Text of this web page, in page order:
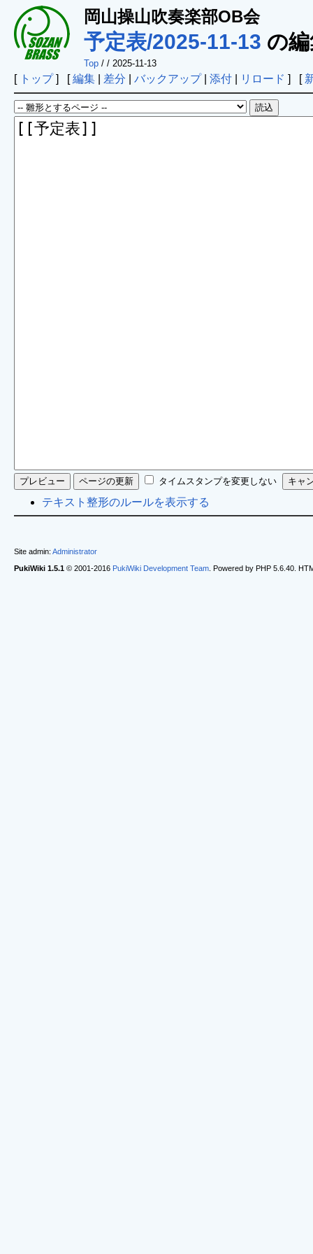
岡山操山吹奏楽部OB会
予定表/2025-11-13 の
Top/ / 2025-11-13
[ トップ] [編集| 差分 バックアップ| 添付| リロード ] [
タイムスタンプを変更しない
テキスト整形のルールを表示する
Site admin: Administrator
PukiWiki 1.5.1© 2001-2016 PukiWiki Development Team. Powered by PHP 5.6.40.